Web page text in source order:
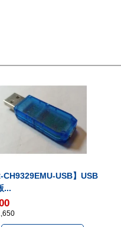
CH9329EMU-USB】USB
...